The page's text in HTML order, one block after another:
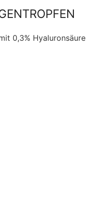
0,3% Hyaluronsäure